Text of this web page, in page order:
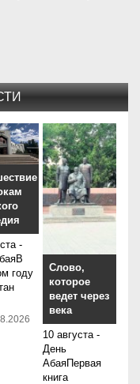
-
году
Слово,
которое
ведет через
века
10 августа -
День
АбаяПервая
книга